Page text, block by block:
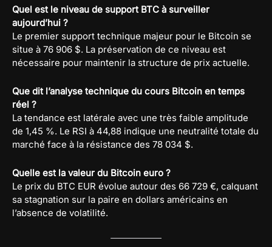
Quel est le niveau de support BTC à surveiller
aujourd’hui ?
Le premier support technique majeur pour le Bitcoin se
situe à 76 906 $. La préservation de ce niveau est
nécessaire pour maintenir la structure de prix actuelle.
Que dit l’analyse technique du cours Bitcoin en temps
réel ?
La tendance est latérale avec une très faible amplitude
de 1,45 %. Le RSI à 44,88 indique une neutralité totale du
marché face à la résistance des 78 034 $.
Quelle est la valeur du Bitcoin euro ?
Le prix du BTC EUR évolue autour des 66 729 €, calquant
sa stagnation sur la paire en dollars américains en
l’absence de volatilité.